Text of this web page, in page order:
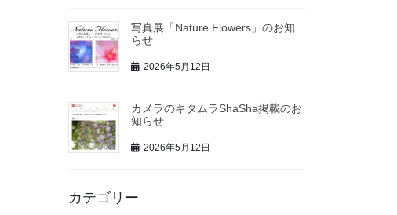
写真展「Nature Flowers」のお知
らせ
2026年5月12日
カメラのキタムラShaSha掲載のお
知らせ
2026年5月12日
カテゴリー